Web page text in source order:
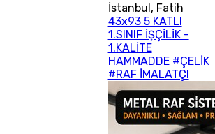
İstanbul, Fatih
43x93 5 KATLI
1.SINIF İŞÇİLİK -
1.KALİTE
HAMMADDE #ÇELİK
#RAF İMALATÇI